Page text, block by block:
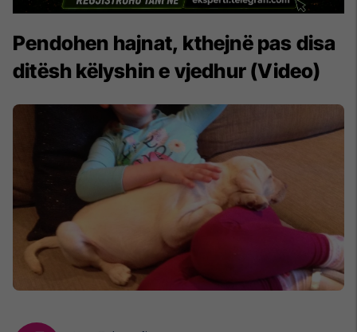
Pendohen hajnat, kthejnë pas disa
ditësh këlyshin e vjedhur (Video)